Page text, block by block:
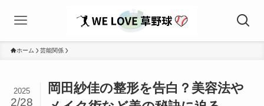
ホーム 芸能関係
岡田紗佳の整形を告白？美容法や
2025
2/28